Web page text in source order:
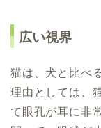
広い視界
猫は、犬と比べ
理由としては、
て眼孔が耳に非